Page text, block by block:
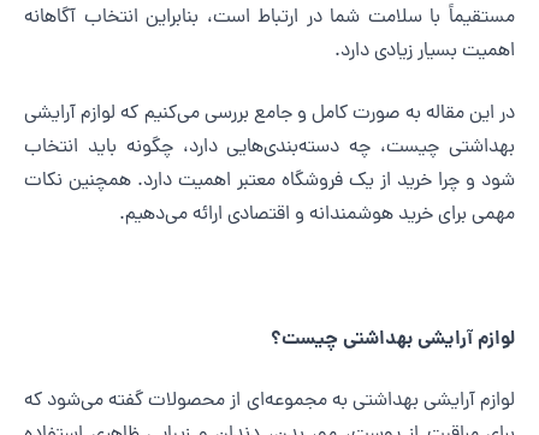
با سلامت شما در ارتباط است، بنابراین انتخاب آگاهانه
بسیار زیادی دارد.
این مقاله به صورت کامل و جامع بررسی می‌کنیم که لوازم آرایشی
چیست، چه دسته‌بندی‌هایی دارد، چگونه باید انتخاب
و چرا خرید از یک فروشگاه معتبر اهمیت دارد. همچنین نکات
برای خرید هوشمندانه و اقتصادی ارائه می‌دهیم.
آرایشی بهداشتی چیست؟
آرایشی بهداشتی به مجموعه‌ای از محصولات گفته می‌شود که